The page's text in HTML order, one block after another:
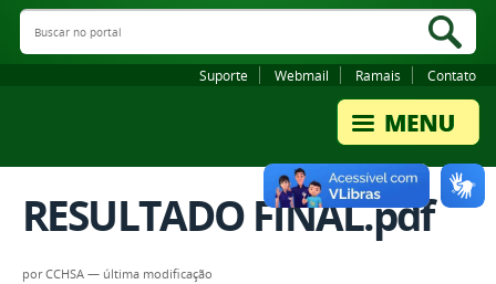
Buscar no portal
Suporte Webmail Ramais Contato
RESULTADO FINAL.pdf
porCCHSA — última modificação